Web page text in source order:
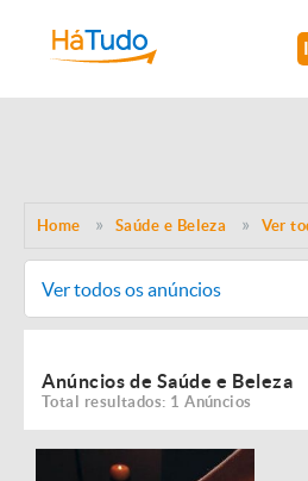
Home Saúde e Beleza Ver
Ver todos os anúncios
Anúncios de Saúde e Beleza
Total resultados: 1 Anúncios